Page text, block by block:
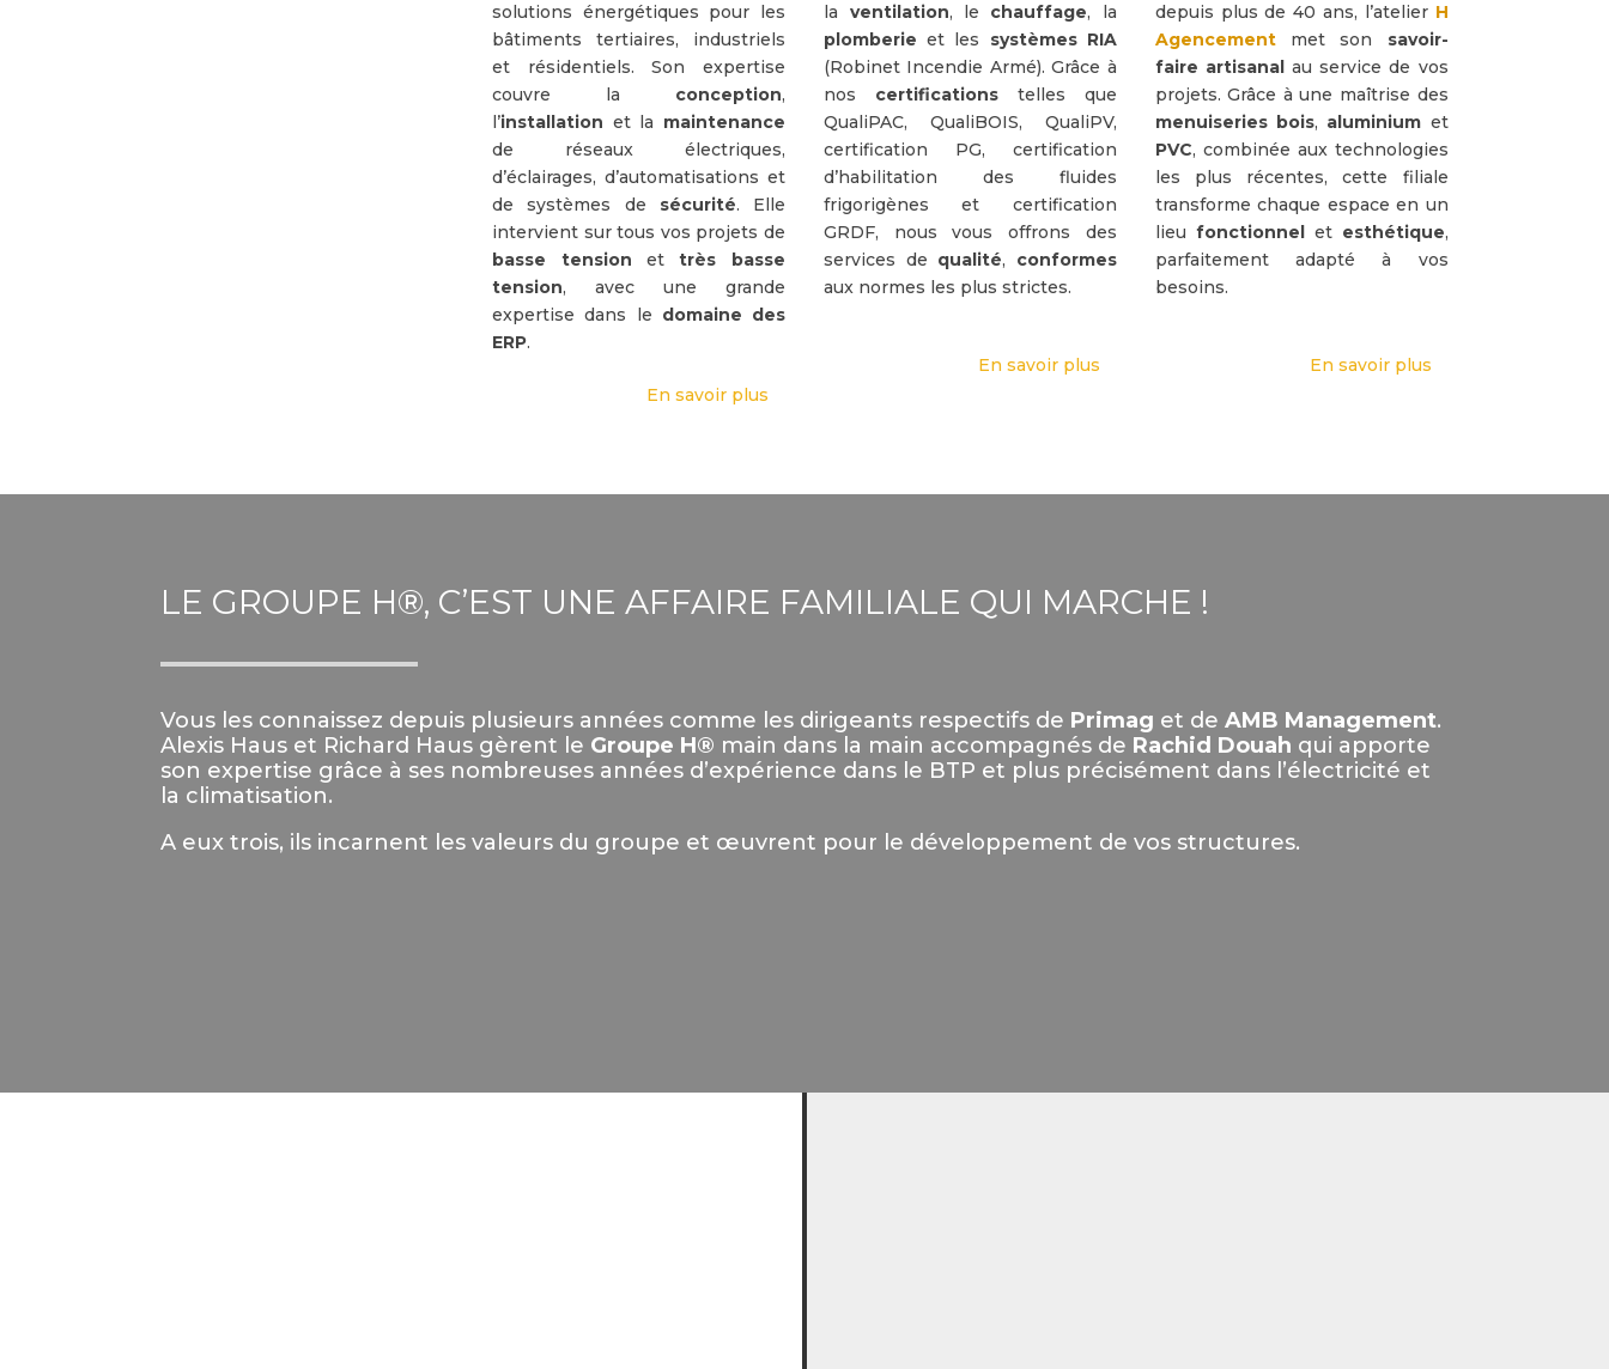
solutions énergétiques pour les
bâtiments tertiaires, industriels
et résidentiels. Son expertise
couvre la conception,
l’installation et la maintenance
de réseaux électriques,
d’éclairages, d’automatisations et
de systèmes de sécurité. Elle
intervient sur tous vos projets de
basse tension ettrès basse
tension, avec une grande
expertise dans le domaine des
ERP.
En savoir plus
la ventilation, le chauffage, la
plomberie et les systèmes RIA
(Robinet Incendie Armé). Grâce à
nos certificationstelles que
QualiPAC, QualiBOIS, QualiPV,
certification PG, certification
d’habilitation des fluides
frigorigènes et certification
GRDF, nous vous offrons des
services de qualité, conformes
aux normes les plus strictes.
En savoir plus
depuis plus de 40 ans, l’atelier H
Agencementmet son savoir-
faire artisanal au service de vos
projets. Grâce à une maîtrise des
menuiseries bois, aluminium et
PVC, combinée aux technologies
les plus récentes, cette filiale
transforme chaque espace en un
lieu fonctionnel et esthétique,
parfaitement adapté à vos
besoins.
En savoir plus
LE GROUPE H®, C’EST UNE AFFAIRE FAMILIALE QUI MARCHE !
Vous les connaissez depuis plusieurs années comme les dirigeants respectifs de Primag et deAMB Management.
Alexis Haus et Richard Haus gèrent le Groupe H® main dans la main accompagnés de Rachid Douah qui apporte
son expertise grâce à ses nombreuses années d’expérience dans le BTP et plus précisément dans l’électricité et
la climatisation.
A eux trois, ils incarnent les valeurs du groupe et œuvrent pour le développement de vos structures.